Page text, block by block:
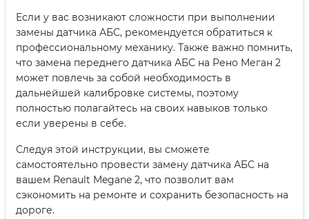
Если у вас возникают сложности при выполнении
замены датчика АБС, рекомендуется обратиться к
профессиональному механику. Также важно помнить,
что замена переднего датчика АБС на Рено Меган 2
может повлечь за собой необходимость в
дальнейшей калибровке системы, поэтому
полностью полагайтесь на своих навыков только
если уверены в себе.
Следуя этой инструкции, вы сможете
самостоятельно провести замену датчика АБС на
вашем Renault Megane 2, что позволит вам
сэкономить на ремонте и сохранить безопасность на
дороге.